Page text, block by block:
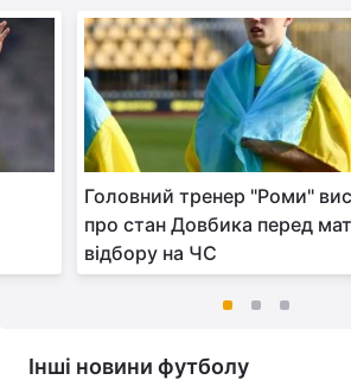
Головний тренер "Роми"
про стан Довбика перед
відбору на ЧС
Інші новини футболу